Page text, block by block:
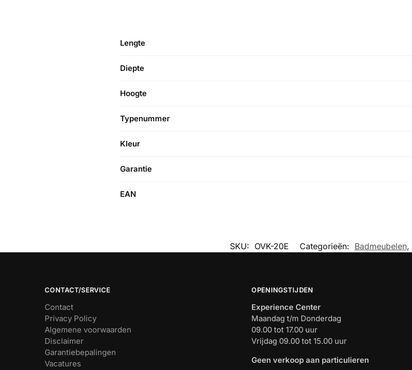
Lengte
Diepte
Hoogte
Typenummer
Kleur
Garantie
EAN
SKU: OVK-20E Categorieën: Badmeubelen,
CONTACT/SERVICE
Contact
Privacy Policy
Algemene voorwaarden
Disclaimer
Garantiebepalingen
Vacatures
OPENINGSTIJDEN
Experience Center
Maandag t/m Donderdag
09.00 tot 17.00 uur
Vrijdag 09.00 tot 15.00 uur
Geen verkoop aan particulieren